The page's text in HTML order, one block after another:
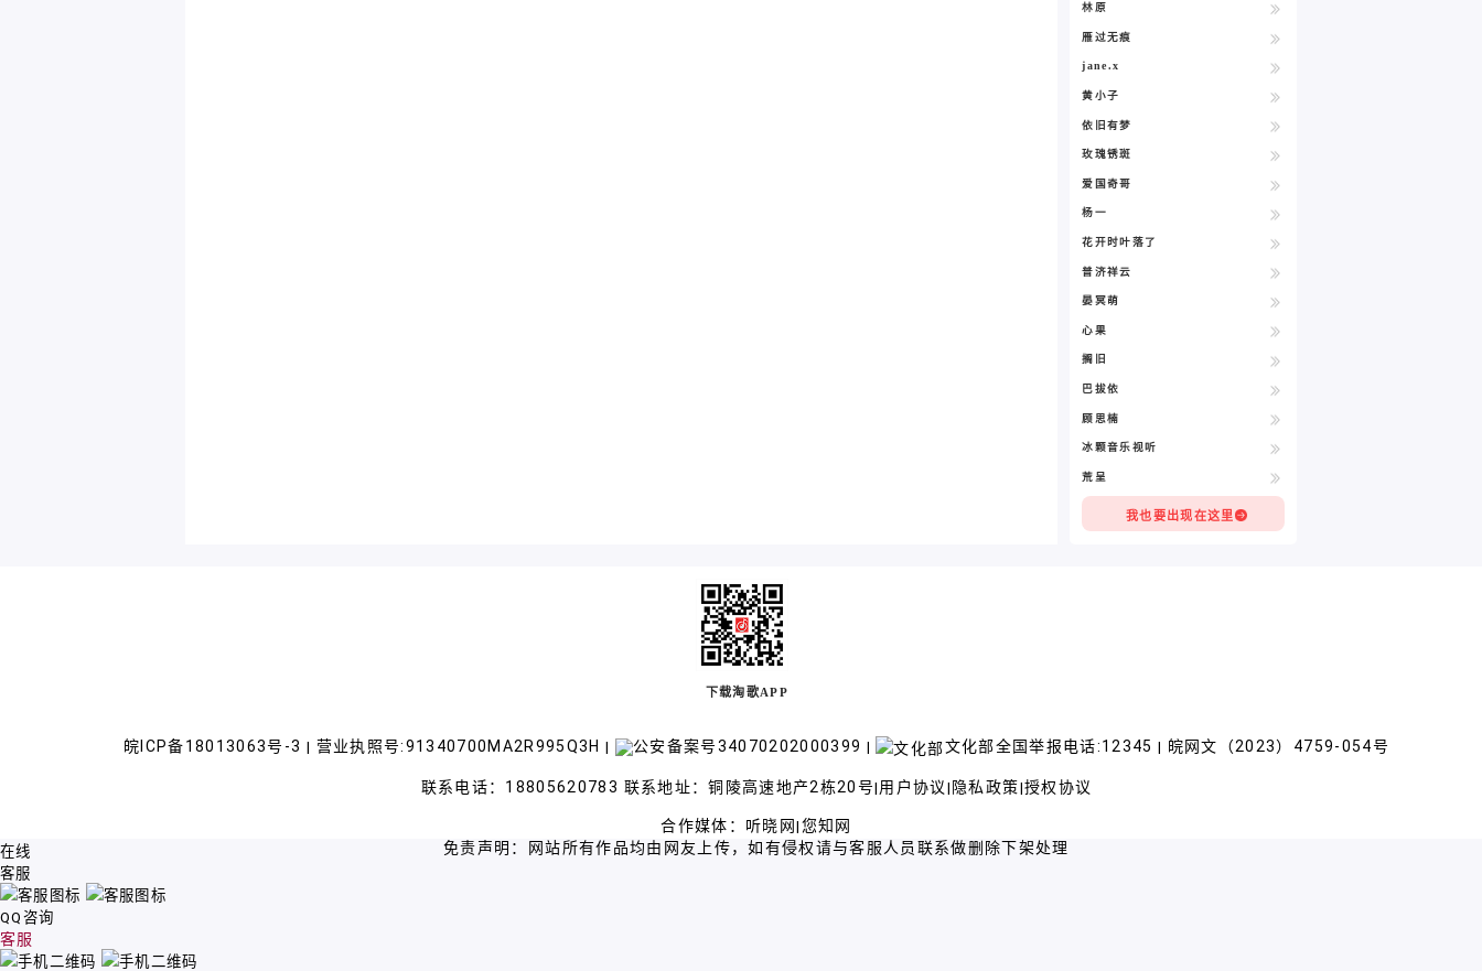
林原
雁过无痕
jane.x
黄小子
依旧有梦
玫瑰锈斑
爱国奇哥
杨一
花开时叶落了
普济祥云
晏冥萌
心果
搁旧
巴拔依
顾思楠
冰颗音乐视听
荒呈
我也要出现在这里
下载淘歌APP
皖ICP备18013063号-3 | 营业执照号:91340700MA2R995Q3H | 公安备案号34070202000399 | 文化部全国举报电话:12345 | 皖网文（2023）4759-054号
联系电话：18805620783 联系地址：铜陵高速地产2栋20号| 用户协议 | 隐私政策|授权协议
合作媒体： 听晓网| 您知网
免责声明：网站所有作品均由网友上传，如有侵权请与客服人员联系做删除下架处理
在线
客服
QQ咨询
客服